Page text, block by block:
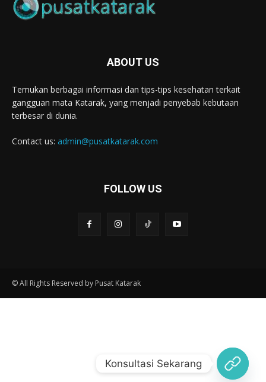
ABOUT US
Temukan berbagai informasi dan tips-tips kesehatan terkait
gangguan mata Katarak, yang menjadi penyebab kebutaan
terbesar di dunia.
Contact us: admin@pusatkatarak.com
FOLLOW US
© All Rights Reserved by Pusat Katarak
Konsultasi Sekarang